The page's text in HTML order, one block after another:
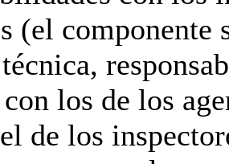
(el componente
con los de los
de los